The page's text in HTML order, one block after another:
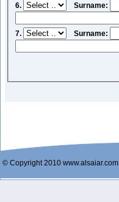
6. Surname:
7. Surname:
© Copyright 2010 www.alsaiar.com